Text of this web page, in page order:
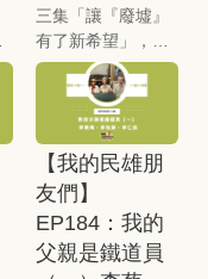
家務的 「超強
CEO」。本集邀請
到兩位講者高嘉琪
跟紀子琳將分享她
們從農的經歷，如
何在務農與生活間
取得平衡，並重新
定義「女農」角
色。
三集「讓『廢墟』
有了新希望」，邀
請蕭英偉、許閎皙
聊鹿草聖家醫院的
故事，以及在地居
民如何努力讓舊建
築重生的過程，他
們的行動帶來許多
感動，也感受到如
果一個人願意作好
事，天使都會來幫
【我的民雄朋
友們】
EP184：我的
父親是鐵道員